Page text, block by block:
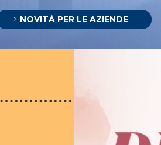
NOVITÀ PER LE AZIENDE